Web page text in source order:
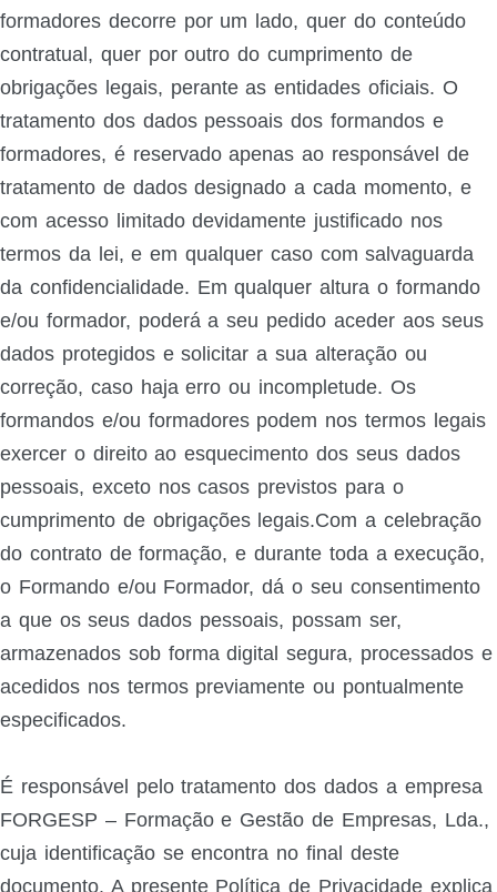
formadores decorre por um lado, quer do conteúdo
contratual, quer por outro do cumprimento de
obrigações legais, perante as entidades oficiais. O
tratamento dos dados pessoais dos formandos e
formadores, é reservado apenas ao responsável de
tratamento de dados designado a cada momento, e
com acesso limitado devidamente justificado nos
termos da lei, e em qualquer caso com salvaguarda
da confidencialidade. Em qualquer altura o formando
e/ou formador, poderá a seu pedido aceder aos seus
dados protegidos e solicitar a sua alteração ou
correção, caso haja erro ou incompletude. Os
formandos e/ou formadores podem nos termos legais
exercer o direito ao esquecimento dos seus dados
pessoais, exceto nos casos previstos para o
cumprimento de obrigações legais.Com a celebração
do contrato de formação, e durante toda a execução,
o Formando e/ou Formador, dá o seu consentimento
a que os seus dados pessoais, possam ser,
armazenados sob forma digital segura, processados e
acedidos nos termos previamente ou pontualmente
especificados.
É responsável pelo tratamento dos dados a empresa
FORGESP – Formação e Gestão de Empresas, Lda.,
cuja identificação se encontra no final deste
documento. A presente Política de Privacidade explica